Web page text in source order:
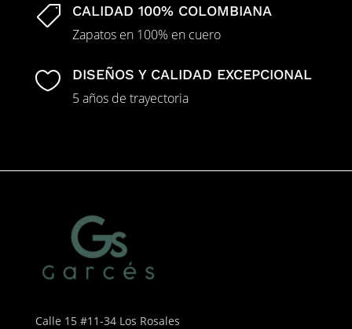
 CALIDAD 100% COLOMBIANA
Zapatos en 100% en cuero
 DISEÑOS Y CALIDAD EXCEPCIONAL
5 años de trayectoria
Calle 15 #11-34 Los Rosales